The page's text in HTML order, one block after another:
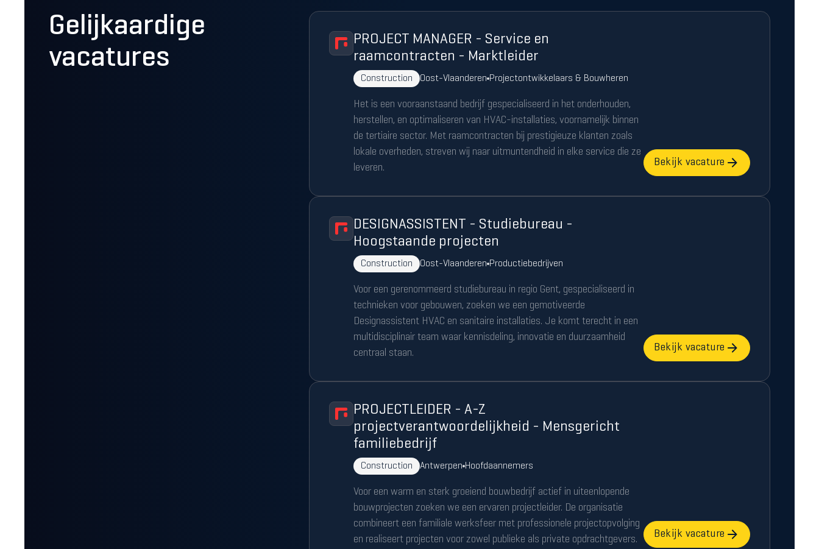
Gelijkaardige
vacatures
PROJECT MANAGER - Service en
raamcontracten - Marktleider
Construction Oost-Vlaanderen Projectontwikkelaars & Bouwheren
Het is een vooraanstaand bedrijf gespecialiseerd in het onderhouden,
herstellen, en optimaliseren van HVAC-installaties, voornamelijk binnen
de tertiaire sector. Met raamcontracten bij prestigieuze klanten zoals
lokale overheden, streven wij naar uitmuntendheid in elke service die ze
leveren.
Bekijk vacature
DESIGNASSISTENT - Studiebureau -
Hoogstaande projecten
Construction Oost-Vlaanderen Productiebedrijven
Voor een gerenommeerd studiebureau in regio Gent, gespecialiseerd in
technieken voor gebouwen, zoeken we een gemotiveerde
Designassistent HVAC en sanitaire installaties. Je komt terecht in een
multidisciplinair team waar kennisdeling, innovatie en duurzaamheid
centraal staan.
Bekijk vacature
PROJECTLEIDER - A-Z
projectverantwoordelijkheid - Mensgericht
familiebedrijf
Construction Antwerpen Hoofdaannemers
Voor een warm en sterk groeiend bouwbedrijf actief in uiteenlopende
bouwprojecten zoeken we een ervaren projectleider. De organisatie
combineert een familiale werksfeer met professionele projectopvolging
en realiseert projecten voor zowel publieke als private opdrachtgevers.
Bekijk vacature